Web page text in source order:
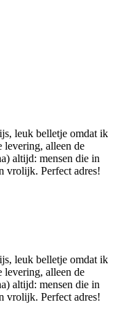
leuk belletje omdat ik
levering, alleen de
altijd: mensen die in
vrolijk. Perfect adres!
leuk belletje omdat ik
levering, alleen de
altijd: mensen die in
vrolijk. Perfect adres!